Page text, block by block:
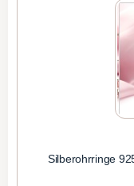
Silberohrringe